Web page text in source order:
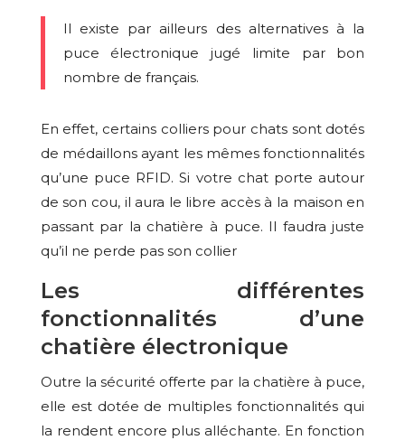
Il existe par ailleurs des alternatives à la
puce électronique jugé limite par bon
nombre de français.
En effet, certains colliers pour chats sont dotés
de médaillons ayant les mêmes fonctionnalités
qu’une puce RFID. Si votre chat porte autour
de son cou, il aura le libre accès à la maison en
passant par la chatière à puce. Il faudra juste
qu’il ne perde pas son collier
Les différentes
fonctionnalités d’une
chatière électronique
Outre la sécurité offerte par la chatière à puce,
elle est dotée de multiples fonctionnalités qui
la rendent encore plus alléchante. En fonction